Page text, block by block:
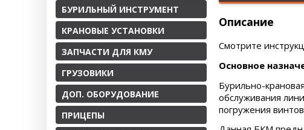
БУРИЛЬНЫЙ ИНСТРУМЕНТ
КРАНОВЫЕ УСТАНОВКИ
ЗАПЧАСТИ ДЛЯ КМУ
ГРУЗОВИКИ
ДОП. ОБОРУДОВАНИЕ
ПРИЦЕПЫ
Описание
Смотрите
Основное
Бурильно-
обслуживания
погружения